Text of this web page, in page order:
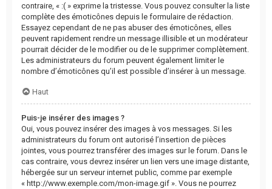
contraire, « :( » exprime la tristesse. Vous pouvez consulter la liste
complète des émoticônes depuis le formulaire de rédaction.
Essayez cependant de ne pas abuser des émoticônes, elles
peuvent rapidement rendre un message illisible et un modérateur
pourrait décider de le modifier ou de le supprimer complètement.
Les administrateurs du forum peuvent également limiter le
nombre d’émoticônes qu’il est possible d’insérer à un message.
Haut
Puis-je insérer des images ?
Oui, vous pouvez insérer des images à vos messages. Si les
administrateurs du forum ont autorisé l’insertion de pièces
jointes, vous pourrez transférer des images sur le forum. Dans le
cas contraire, vous devrez insérer un lien vers une image distante,
hébergée sur un serveur internet public, comme par exemple
« http://www.exemple.com/mon-image.gif ». Vous ne pourrez